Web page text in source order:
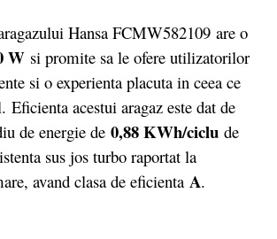
Hansa FCMW582109 are o
W si promite sa le ofere utilizatorilor
si o experienta placuta in ceea ce
Eficienta acestui aragaz este dat de
de energie de 0,88 KWh/ciclu de
sus jos turbo raportat la
avand clasa de eficienta A.